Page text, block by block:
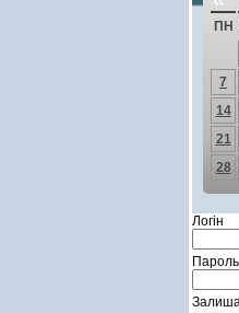
ПН
7
14
21
28
Логін
Пароль